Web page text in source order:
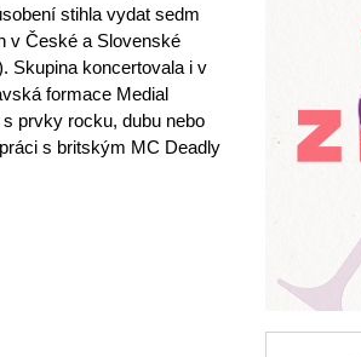
stihla vydat sedm
v České a Slovenské
Skupina koncertovala i v
formace Medial
prvky rocku, dubu nebo
s britským MC Deadly